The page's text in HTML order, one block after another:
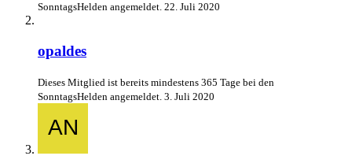
SonntagsHelden angemeldet. 22. Juli 2020
opaldes
Dieses Mitglied ist bereits mindestens 365 Tage bei den
SonntagsHelden angemeldet. 3. Juli 2020